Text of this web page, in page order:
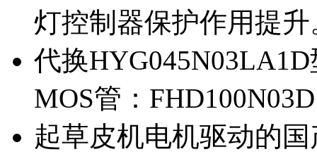
灯控制器保护作用提升
代换
MOS管：
起草皮机电机驱动的